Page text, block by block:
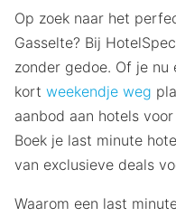
Op zoek naar het
Gasselte? Bij
zonder gedoe. Of je
kort weekendje weg
aanbod aan hotels
Boek je last minute
van exclusieve deals
Waarom een last